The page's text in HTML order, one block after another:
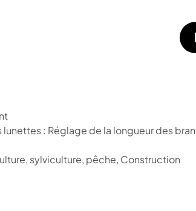
: Réglage de la longueur des
sylviculture, pêche, Construction